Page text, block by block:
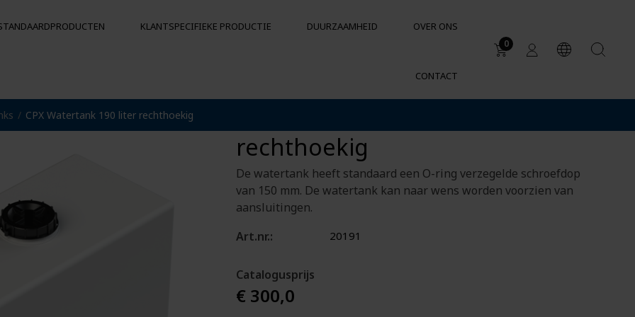
0
Toepassingsgebieden
BOEIEN EN DRIJVERS
containers en tanks
KLANTSPECIFIEKE PRODUCTIE DUURZAAMHEID OVER ONS
CONTACT
CPX Watertank 190 liter rechthoekig
rechthoekig
De watertank heeft standaard een O-ring verzegelde schroefdop
van 150 mm. De watertank kan naar wens worden voorzien van
aansluitingen.
Art.nr.:
20191
Catalogusprijs
€ 300,0